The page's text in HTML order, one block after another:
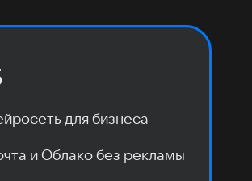
для бизнеса
и Облако без рекламы